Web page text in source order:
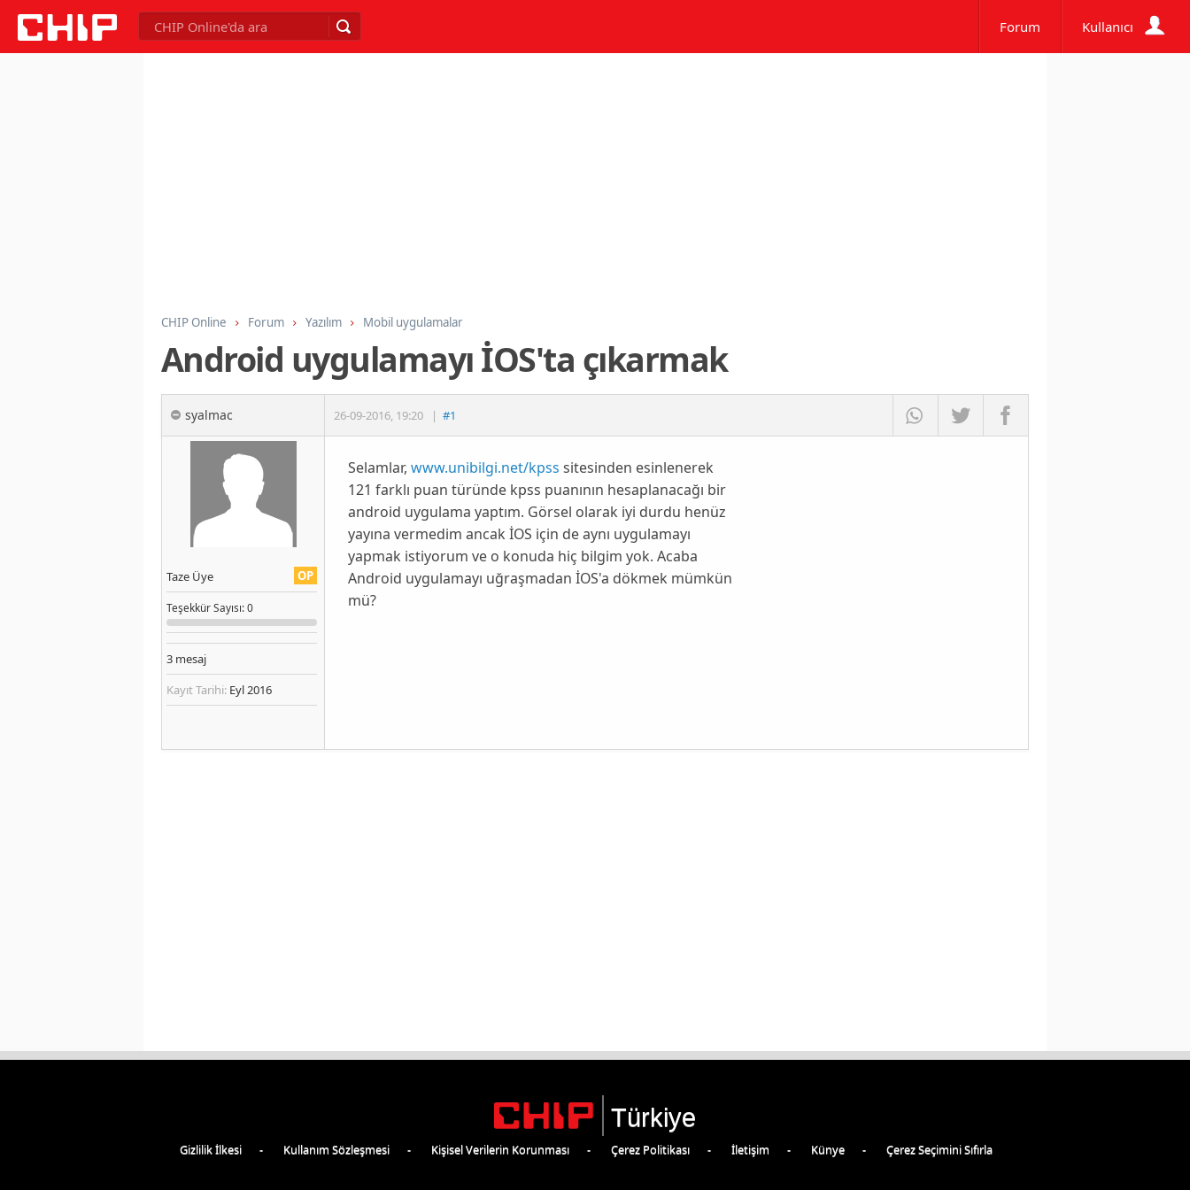
Forum Kullanıcı
CHIP Online Forum Yazılım Mobil uygulamalar
Android uygulamayı İOS'ta çıkarmak
syalmac 26-09-2016, 19:20 | #1
OP
Taze Üye
TeşekkürSayısı: 0
3 mesaj
Kayıt Tarihi: Eyl 2016
Selamlar, www.unibilgi.net/kpss sitesinden esinlenerek
121 farklı puan türünde kpss puanının hesaplanacağı bir
android uygulama yaptım. Görsel olarak iyi durdu henüz
yayına vermedim ancak İOS için de aynı uygulamayı
yapmak istiyorum ve o konuda hiç bilgim yok. Acaba
Android uygulamayı uğraşmadan İOS'a dökmek mümkün
mü?
Türkiye
Gizlilik İlkesi Kullanım Sözleşmesi Kişisel Verilerin Korunması Çerez Politikası İletişim Künye Çerez Seçimini Sıfırla